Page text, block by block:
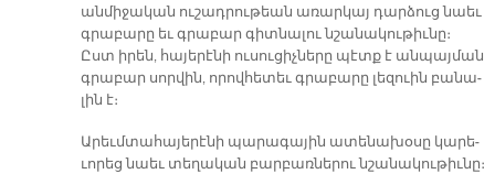
ան­մի­ջա­կան ու­շադ­րու­թեան ա­ռար­կայ դար­ձուց նաեւ
գրա­բա­րը եւ գրա­բար գիտ­նա­լու նշա­նա­կու­թիւ­նը։
Ըստ ի­րեն, հա­յե­րէ­նի ու­սու­ցիչ­նե­րը պէտք է ան­պայ­ման
գրա­բար սոր­վին, ո­րով­հե­տեւ գրա­բա­րը լե­զուին բա­նա­
լին է։
Ա­րեւմ­տա­հա­յե­րէ­նի պա­րա­գա­յին ա­տե­նա­խօ­սը կա­րե­
ւո­րեց նաեւ տե­ղա­կան բար­բառ­նե­րու նշա­նա­կու­թիւ­նը։